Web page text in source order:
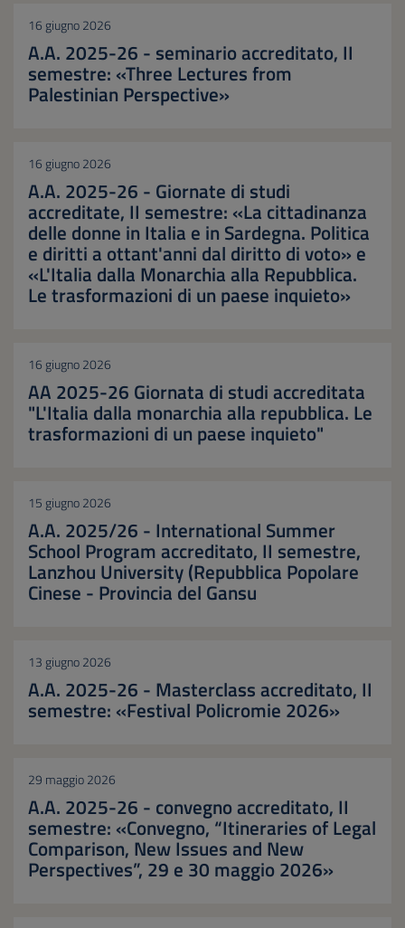
16 giugno 2026
A.A. 2025-26 - seminario accreditato, II
semestre: «Three Lectures from
Palestinian Perspective»
16 giugno 2026
A.A. 2025-26 - Giornate di studi
accreditate, II semestre: «La cittadinanza
delle donne in Italia e in Sardegna. Politica
e diritti a ottant'anni dal diritto di voto» e
«L'Italia dalla Monarchia alla Repubblica.
Le trasformazioni di un paese inquieto»
16 giugno 2026
AA 2025-26 Giornata di studi accreditata
"L'Italia dalla monarchia alla repubblica. Le
trasformazioni di un paese inquieto"
15 giugno 2026
A.A. 2025/26 - International Summer
School Program accreditato, II semestre,
Lanzhou University (Repubblica Popolare
Cinese - Provincia del Gansu
13 giugno 2026
A.A. 2025-26 - Masterclass accreditato, II
semestre: «Festival Policromie 2026»
29 maggio 2026
A.A. 2025-26 - convegno accreditato, II
semestre: «Convegno, “Itineraries of Legal
Comparison, New Issues and New
Perspectives”, 29 e 30 maggio 2026»